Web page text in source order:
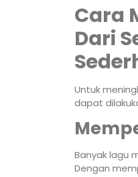
Cara
Dari
Untuk
dapat
Banyak lagu
Dengan